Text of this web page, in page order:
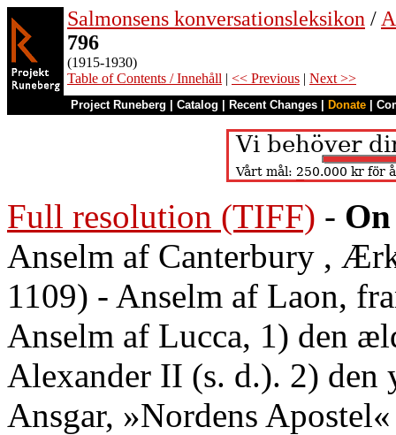
Salmonsens konversationsleksikon /
796
(1915-1930)
Table of Contents / Innehåll | << Previous | Next >>
Project Runeberg Catalog Recent Changes Donate
Full resolution (TIFF) -
Anselm af Canterbury ,
1109) - Anselm af Laon,
Anselm af Lucca, 1) den
Alexander II (s. d.). 2) den
Ansgar, »Nordens